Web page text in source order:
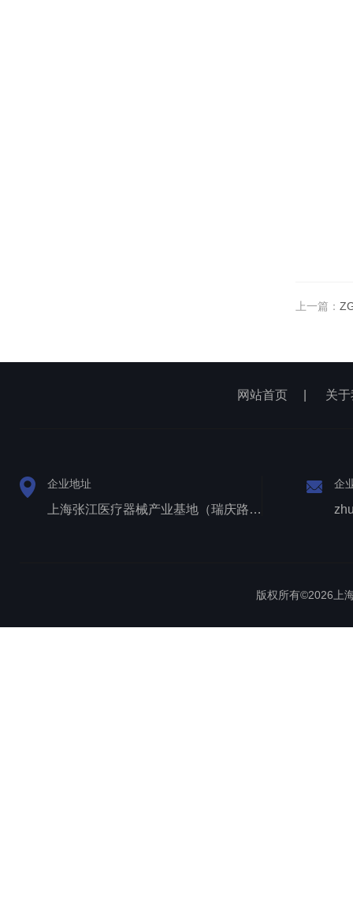
上一篇：
网站首页 关
企业地址
上海张江医疗器械产业基地（瑞庆路528号）
企
版权所有©2026